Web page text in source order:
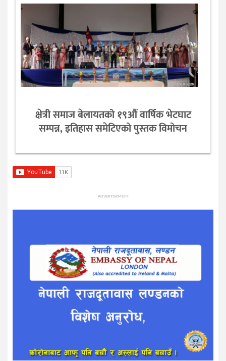
क्षेत्री समाज बेलायतको १९औँ वार्षिक भेटघाट
सम्पन्न, इतिहास समेटिएको पुस्तक विमोचन
ADVERTISEMENT